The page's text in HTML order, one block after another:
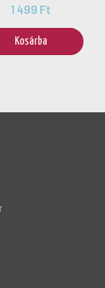
1 499 Ft
Kosárba